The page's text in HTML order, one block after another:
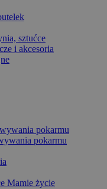
sztućce
i akcesoria
pokarmu
pokarmu
Mamie życie